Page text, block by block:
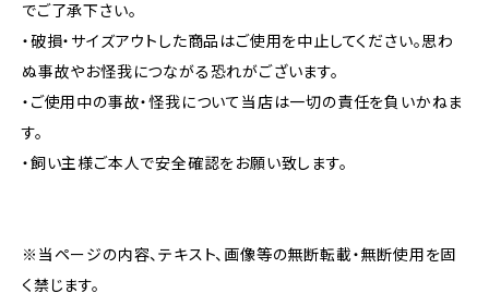
でご了承下さい。
・破損・サイズアウトした商品はご使用を中止してください。思わ
ぬ事故やお怪我につながる恐れがございます。
・ご使用中の事故・怪我について当店は一切の責任を負いかねま
す。
・飼い主様ご本人で安全確認をお願い致します。
※当ページの内容、テキスト、画像等の無断転載・無断使用を固
く禁じます。